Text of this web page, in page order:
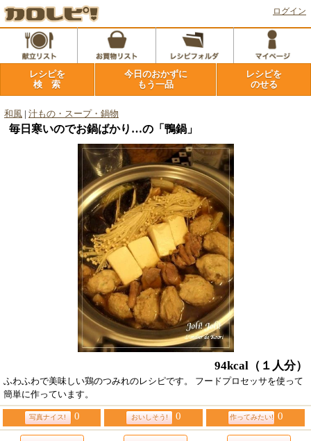
ログイン
レシピを
検 索
今日のおかずに
もう一品
レシピを
のせる
和風 汁もの・スープ・鍋物
毎日寒いのでお鍋ばかり…の「鴨鍋」
94kcal （１人分）
ふわふわで美味しい鶏のつみれのレシピです。 フードプロセッサを使って
簡単に作っています。
写真ナイス! 0 おいしそう! 0 作ってみたい! 0